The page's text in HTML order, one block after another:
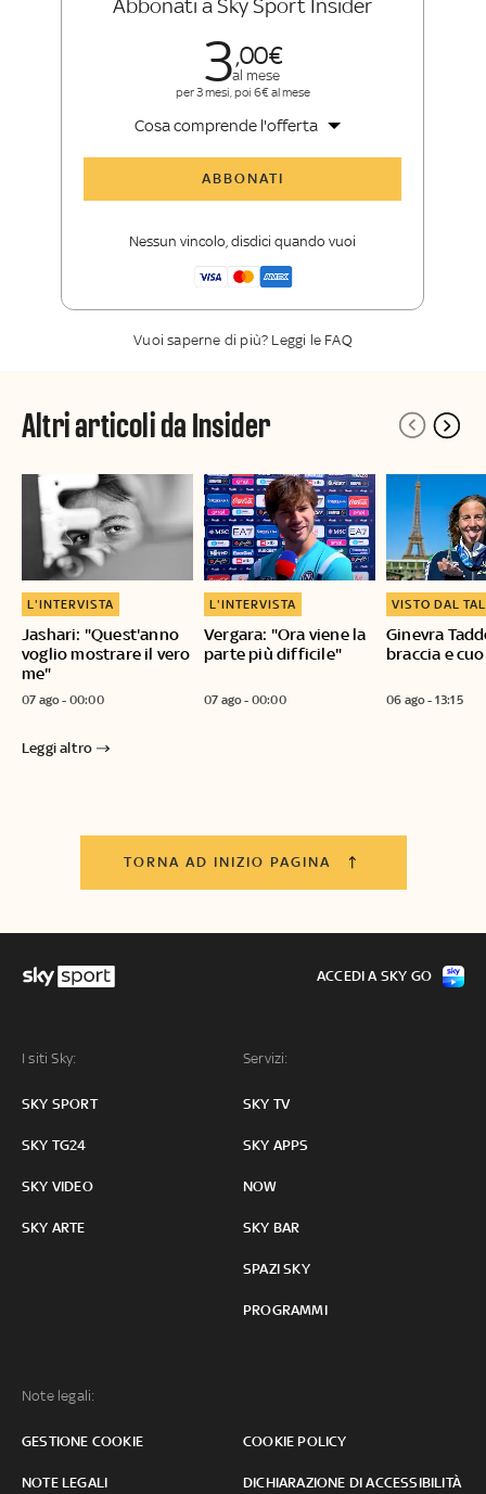
Abbonati a Sky Sport Insider
300
al mese
per 3 mesi, poi 6€ al mese
Cosa comprende l'offerta
Sport
La newsletter esclusiva di Sky Sport
ABBONATI
Nessun vincolo, disdici quando vuoi
Vuoi saperne di più? Leggi le FAQ
Altri articoli da Insider
Jashari: "Quest'anno
voglio mostrare il vero
me"
L'INTERVISTA
07 ago - 00:00
Vergara: "Ora viene la
parte più difficile"
L'INTERVISTA
07 ago - 00:00
Ginevra
braccia e
VISTO DAL
06 ago - 13:15
Leggi altro
TORNA AD INIZIO PAGINA
I siti Sky:
SKY SPORT
SKY TG24
SKY VIDEO
SKY ARTE
Servizi:
SKY TV
SKY APPS
NOW
SKY BAR
SPAZI SKY
PROGRAMMI
Note legali:
GESTIONE COOKIE COOKIE POLICY
NOTE LEGALI DICHIARAZIONE DI ACCESSIBILITÀ
ACCEDI A SKY GO